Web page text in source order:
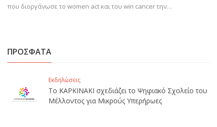
που διοργάνωσε το women act και του win cancer την…
ΠΡΟΣΦΑΤΑ
Εκδηλώσεις
Το ΚΑΡΚΙΝΑΚΙ σχεδιάζει το Ψηφιακό Σχολείο του
Μέλλοντος για Μικρούς Υπερήρωες